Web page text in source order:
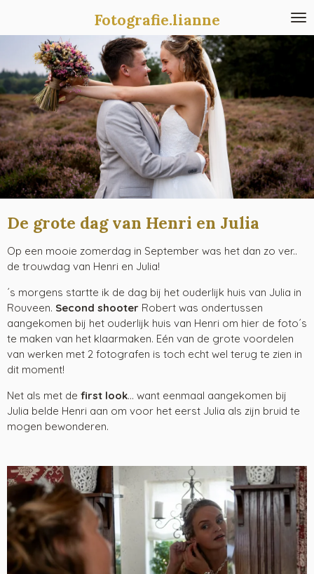
hoofdinhoud
Fotografie.lianne
De grote dag van Henri en Julia
Op een mooie zomerdag in September was het dan zo ver..
de trouwdag van Henri en Julia!
´s morgens startte ik de dag bij het ouderlijk huis van Julia in
Rouveen. Second shooter Robert was ondertussen
aangekomen bij het ouderlijk huis van Henri om hier de foto´s
te maken van het klaarmaken. Eén van de grote voordelen
van werken met 2 fotografen is toch echt wel terug te zien in
dit moment!
Net als met de first look... want eenmaal aangekomen bij
Julia belde Henri aan om voor het eerst Julia als zijn bruid te
mogen bewonderen.